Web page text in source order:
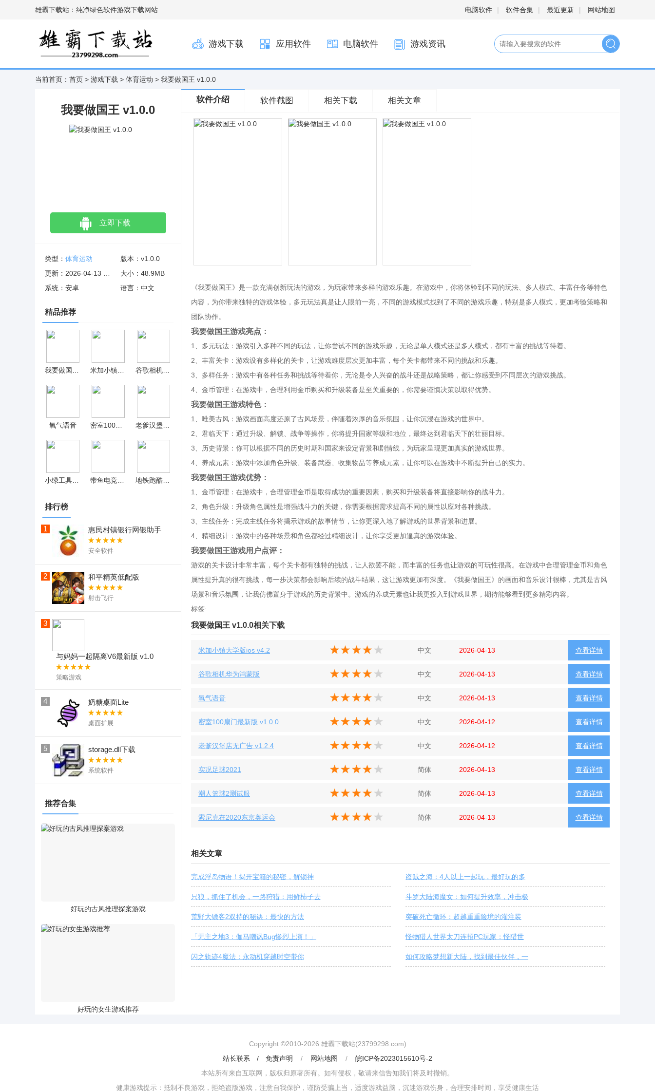
雄霸下载站：纯净绿色软件游戏下载网站 电脑软件 | 软件合集 | 最近更新 | 网站地图
游戏下载 应用软件 电脑软件 游戏资讯
当前首页： 首页 > 游戏下载 > 体育运动 > 我要做国王 v1.0.0
我要做国王 v1.0.0
立即下载
类型： 体育运动
版本：v1.0.0
大小：48.9MB
系统：安卓
语言：中文
精品推荐
氧气语音
排行榜
1 惠民村镇银行网银助手
安全软件
2 和平精英低配版
射击飞行
3
与妈妈一起隔离V6最新版 v1.0
策略游戏
4 奶糖桌面Lite
桌面扩展
5 storage.dll下载
系统软件
推荐合集
好玩的古风推理探案游戏
好玩的女生游戏推荐
软件介绍 软件截图 相关下载 相关文章
《我要做国王》是一款充满创新玩法的游戏，为玩家带来多样的游戏乐趣。在游戏中，你将体验到不同的玩法、多人模式、丰富任务等特色
内容，为你带来独特的游戏体验，多元玩法真是让人眼前一亮，不同的游戏模式找到了不同的游戏乐趣，特别是多人模式，更加考验策略和
团队协作。
我要做国王游戏亮点：
1、多元玩法：游戏引入多种不同的玩法，让你尝试不同的游戏乐趣，无论是单人模式还是多人模式，都有丰富的挑战等待着。
2、丰富关卡：游戏设有多样化的关卡，让游戏难度层次更加丰富，每个关卡都带来不同的挑战和乐趣。
3、多样任务：游戏中有各种任务和挑战等待着你，无论是令人兴奋的战斗还是战略策略，都让你感受到不同层次的游戏挑战。
4、金币管理：在游戏中，合理利用金币购买和升级装备是至关重要的，你需要谨慎决策以取得优势。
我要做国王游戏特色：
1、唯美古风：游戏画面高度还原了古风场景，伴随着浓厚的音乐氛围，让你沉浸在游戏的世界中。
2、君临天下：通过升级、解锁、战争等操作，你将提升国家等级和地位，最终达到君临天下的壮丽目标。
3、历史背景：你可以根据不同的历史时期和国家来设定背景和剧情线，为玩家呈现更加真实的游戏世界。
4、养成元素：游戏中添加角色升级、装备武器、收集物品等养成元素，让你可以在游戏中不断提升自己的实力。
我要做国王游戏优势：
1、金币管理：在游戏中，合理管理金币是取得成功的重要因素，购买和升级装备将直接影响你的战斗力。
2、角色升级：升级角色属性是增强战斗力的关键，你需要根据需求提高不同的属性以应对各种挑战。
3、主线任务：完成主线任务将揭示游戏的故事情节，让你更深入地了解游戏的世界背景和进展。
4、精细设计：游戏中的各种场景和角色都经过精细设计，让你享受更加逼真的游戏体验。
我要做国王游戏用户点评：
游戏的关卡设计非常丰富，每个关卡都有独特的挑战，让人欲罢不能，而丰富的任务也让游戏的可玩性很高。在游戏中合理管理金币和角色
属性提升真的很有挑战，每一步决策都会影响后续的战斗结果，这让游戏更加有深度。《我要做国王》的画面和音乐设计很棒，尤其是古风
场景和音乐氛围，让我仿佛置身于游戏的历史背景中。游戏的养成元素也让我更投入到游戏世界，期待能够看到更多精彩内容。
标签:
我要做国王 v1.0.0相关下载
查看详情
米加小镇大学版ios v4.2 中文 2026-04-13
查看详情
谷歌相机华为鸿蒙版 中文 2026-04-13
查看详情
氧气语音 中文 2026-04-13
查看详情
密室100扇门最新版 v1.0.0 中文 2026-04-12
查看详情
老爹汉堡店无广告 v1.2.4 中文 2026-04-12
查看详情
实况足球2021 简体 2026-04-13
查看详情
潮人篮球2测试服 简体 2026-04-13
查看详情
索尼克在2020东京奥运会 简体 2026-04-13
相关文章
完成浮岛物语！揭开宝箱的秘密，解锁神 盗贼之海：4人以上一起玩，最好玩的多
只狼，抓住了机会，一路狩猎：用鲜柿子去 斗罗大陆海魔女：如何提升效率，冲击极
荒野大镖客2双持的秘诀：最快的方法 突破死亡循环：超越重重险境的灌注装
「无主之地3：伽马嘲讽Bug惨烈上演！」 怪物猎人世界太刀连招PC玩家：怪猎世
闪之轨迹4魔法：永动机穿越时空带你 如何攻略梦想新大陆，找到最佳伙伴，一
Copyright ©2010-2026 雄霸下载站(23799298.com)
站长联系 / 免责声明
/ 网站地图 /
皖ICP备2023015610号-2
本站所有来自互联网，版权归原著所有。如有侵权，敬请来信告知我们将及时撤销。
健康游戏提示：抵制不良游戏，拒绝盗版游戏，注意自我保护，谨防受骗上当，适度游戏益脑，沉迷游戏伤身，合理安排时间，享受健康生活